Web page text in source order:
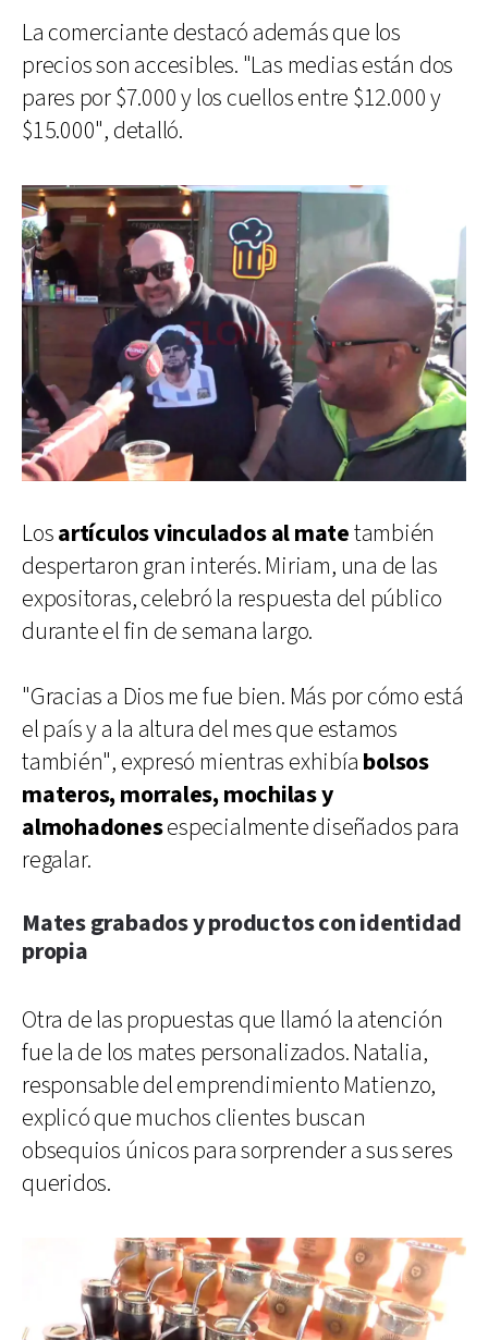
La comerciante destacó además que los
precios son accesibles. "Las medias están dos
pares por $7.000 y los cuellos entre $12.000 y
$15.000", detalló.
Losartículos vinculados al matetambién
despertaron gran interés. Miriam, una de las
expositoras, celebró la respuesta del público
durante el fin de semana largo.
"Gracias a Dios me fue bien. Más por cómo está
el país y a la altura del mes que estamos
también", expresó mientras exhibía bolsos
materos, morrales, mochilas y
almohadonesespecialmente diseñados para
regalar.
Mates grabados y productos con identidad
propia
Otra de las propuestas que llamó la atención
fue la de los mates personalizados. Natalia,
responsable del emprendimiento Matienzo,
explicó que muchos clientes buscan
obsequios únicos para sorprender a sus seres
queridos.